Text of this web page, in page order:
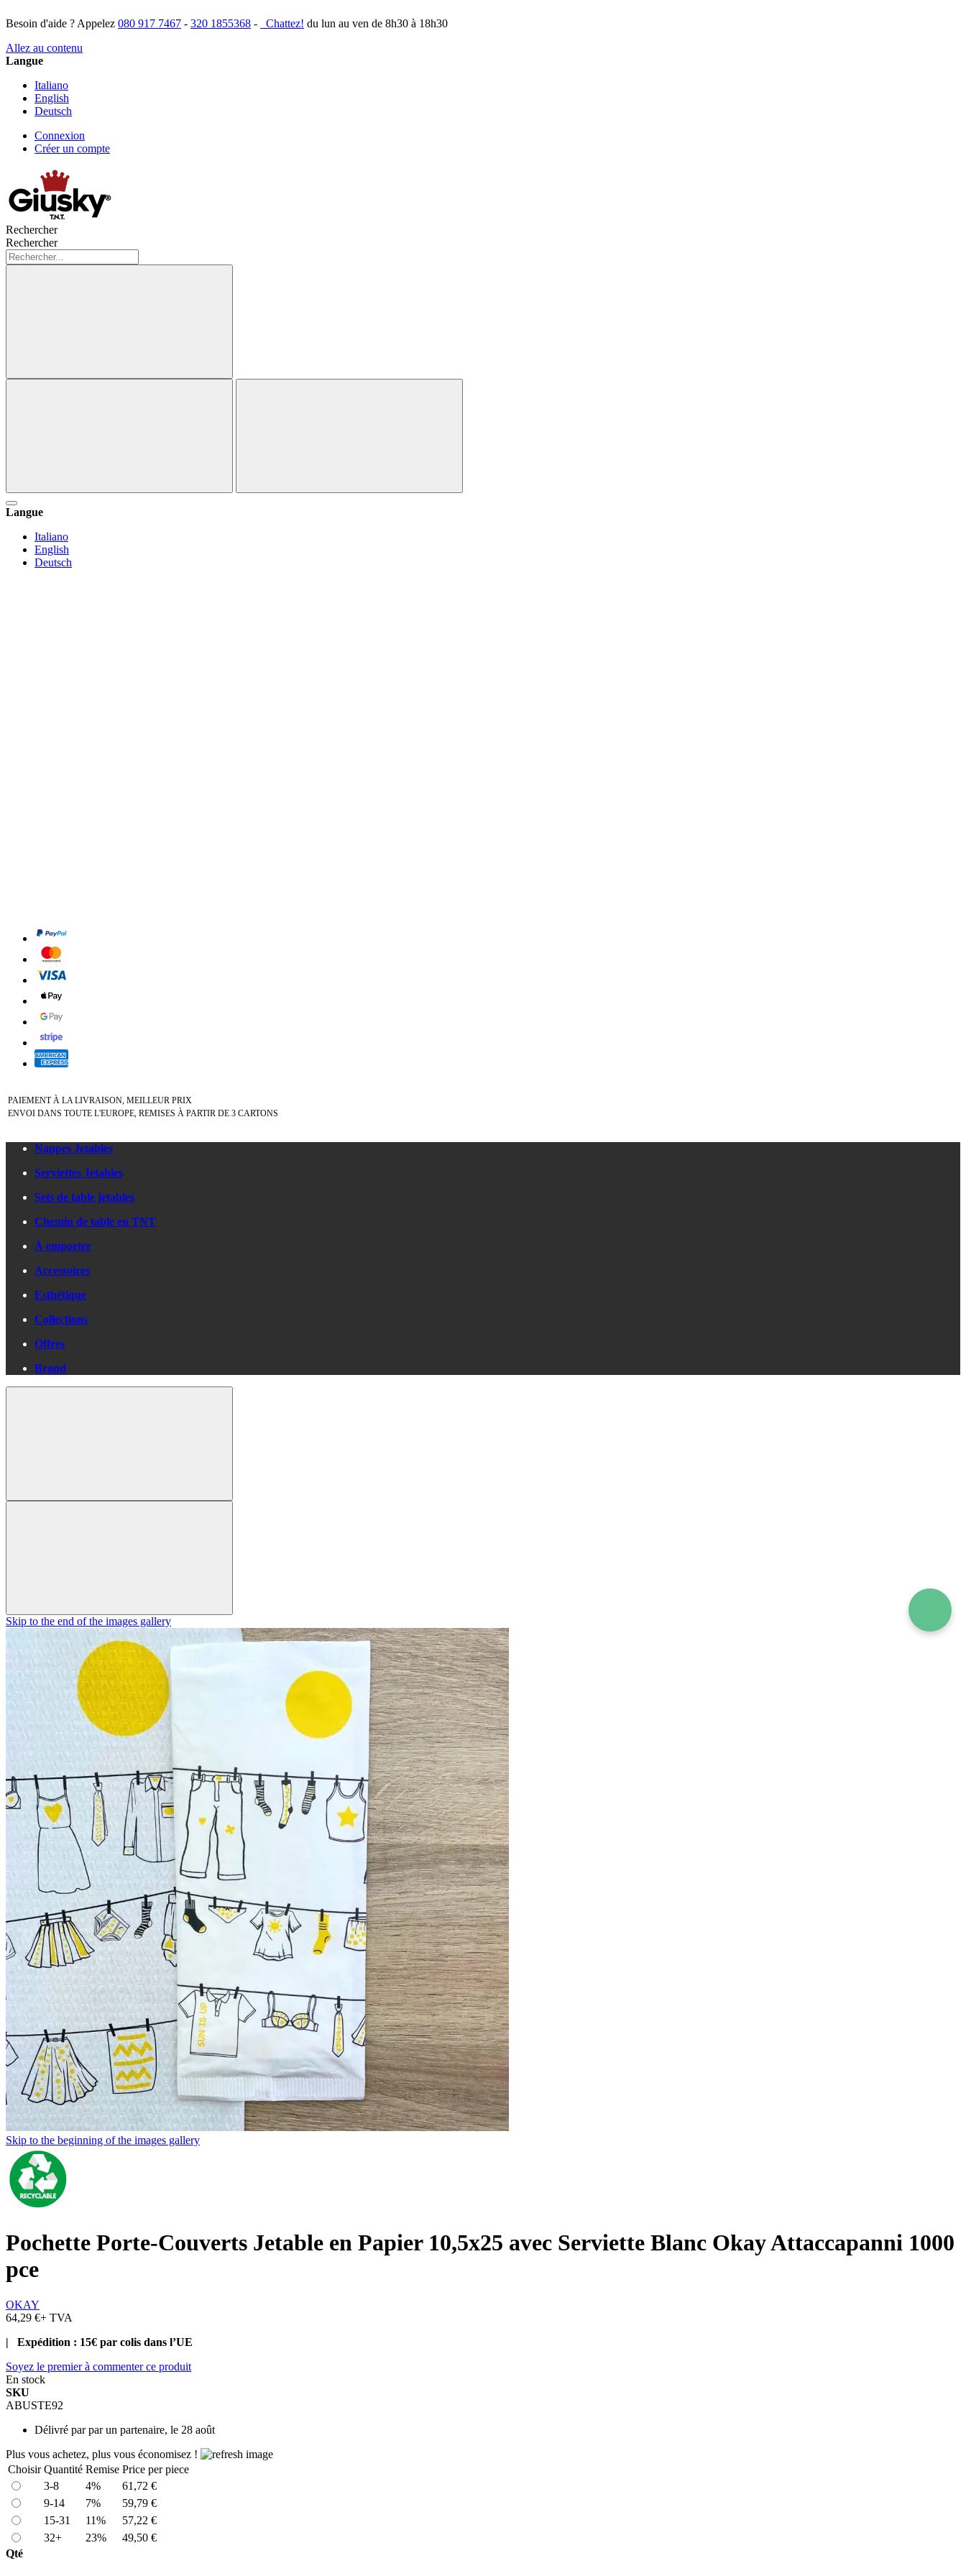
Besoin d'aide ? Appelez 080 917 7467 - 320 1855368 - Chattez! du lun au ven de 8h30 à 18h30
Allez au contenu
Langue
Italiano
English
Deutsch
Connexion
Créer un compte
Rechercher
Rechercher
Langue
Italiano
English
Deutsch
PAIEMENT À LA LIVRAISON, MEILLEUR PRIX
ENVOI DANS TOUTE L'EUROPE, REMISES À PARTIR DE 3 CARTONS
Nappes Jetables
Serviettes Jetables
Sets de table jetables
Chemin de table en TNT
À emporter
Accessoires
Esthétique
Collections
Offres
Brand
Skip to the end of the images gallery
Skip to the beginning of the images gallery
Pochette Porte-Couverts Jetable en Papier 10,5x25 avec Serviette Blanc Okay Attaccapanni 1000
pce
OKAY
64,29 €+ TVA
| Expédition : 15€ par colis dans l’UE
Soyez le premier à commenter ce produit
En stock
SKU
ABUSTE92
Délivré par par un partenaire, le 28 août
Plus vous achetez, plus vous économisez !
Choisir Quantité Remise Price per piece
3-8
4%
61,72 €
9-14
7%
59,79 €
15-31
11%
57,22 €
32+
23%
49,50 €
Qté